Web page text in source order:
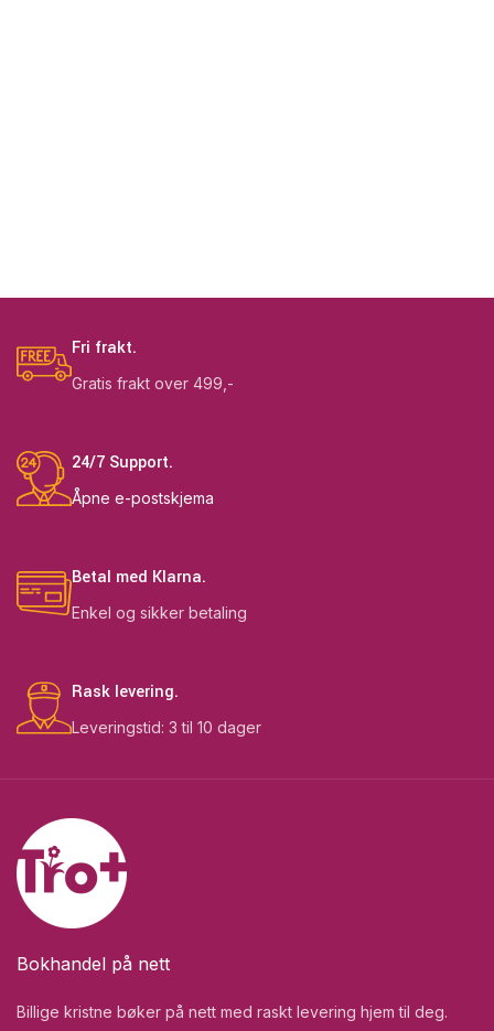
Fri frakt.
Gratis frakt over 499,-
24/7 Support.
Åpne e-postskjema
Betal med Klarna.
Enkel og sikker betaling
Rask levering.
Leveringstid: 3 til 10 dager
Bokhandel på nett
Billige kristne bøker på nett med raskt levering hjem til deg.